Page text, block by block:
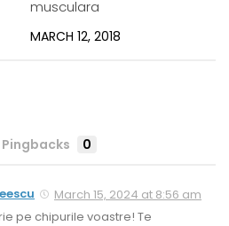
musculara
MARCH 12, 2018
Pingbacks 0
March 15, 2024 at 8:56 am
pe chipurile voastre! Te